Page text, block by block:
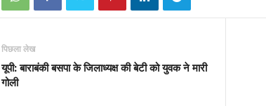
पिछला लेख
यूपी: बाराबंकी बसपा के जिलाध्यक्ष की बेटी को युवक ने मारी
गोली